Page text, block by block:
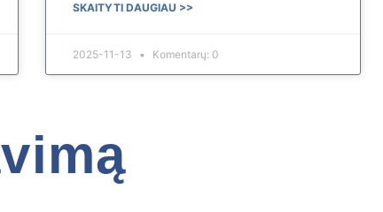
SKAITYTI DAUGIAU >>
2025-11-13 Komentarų: 0